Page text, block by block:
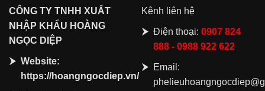
CÔNG TY TNHH XUẤT
NHẬP KHẨU HOÀNG
NGỌC DIỆP
Website:
https://hoangngocdiep.vn/
Kênh liên hệ
Điện thoại: 0907 824
888 - 0988 922 622
Email: